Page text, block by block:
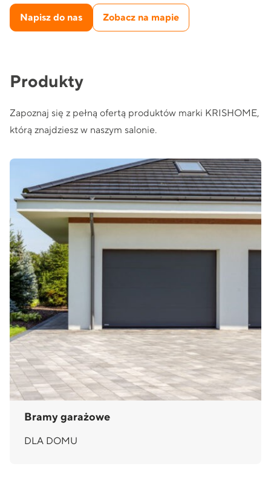
Napisz do nas Zobacz na mapie
Produkty
Zapoznaj się z pełną ofertą produktów marki KRISHOME,
którą znajdziesz w naszym salonie.
Bramy garażowe
DLA DOMU